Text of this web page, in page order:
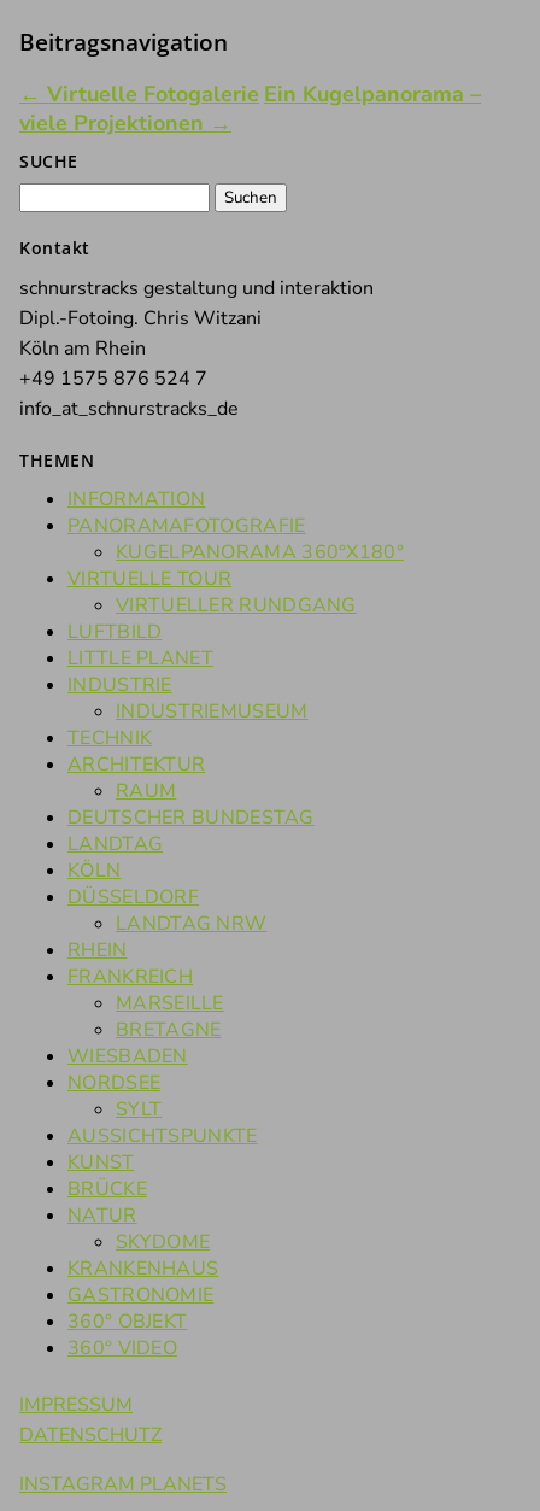
Beitragsnavigation
← Virtuelle Fotogalerie Ein Kugelpanorama –
viele Projektionen →
SUCHE
Kontakt
schnurstracks gestaltung und interaktion
Dipl.-Fotoing. Chris Witzani
Köln am Rhein
+49 1575 876 524 7
info_at_schnurstracks_de
THEMEN
INFORMATION
PANORAMAFOTOGRAFIE
KUGELPANORAMA 360°X180°
VIRTUELLE TOUR
VIRTUELLER RUNDGANG
LUFTBILD
LITTLE PLANET
INDUSTRIE
INDUSTRIEMUSEUM
TECHNIK
ARCHITEKTUR
RAUM
DEUTSCHER BUNDESTAG
LANDTAG
KÖLN
DÜSSELDORF
LANDTAG NRW
RHEIN
FRANKREICH
MARSEILLE
BRETAGNE
WIESBADEN
NORDSEE
SYLT
AUSSICHTSPUNKTE
KUNST
BRÜCKE
NATUR
SKYDOME
KRANKENHAUS
GASTRONOMIE
360° OBJEKT
360° VIDEO
IMPRESSUM
DATENSCHUTZ
INSTAGRAM PLANETS